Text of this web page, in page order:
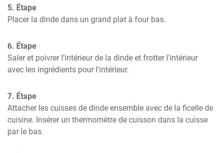
5. Étape
Placer la dinde dans un grand plat à four bas.
6. Étape
Saler et poivrer l'intérieur de la dinde et frotter l'intérieur
avec les ingrédients pour l'intérieur.
7. Étape
Attacher les cuisses de dinde ensemble avec de la ficelle de
cuisine. Insérer un thermomètre de cuisson dans la cuisse
par le bas.